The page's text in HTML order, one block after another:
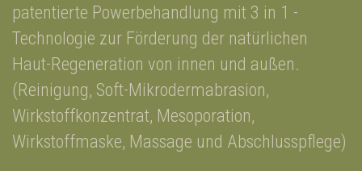
patentierte Powerbehandlung mit 3 in 1 -
Technologie zur Förderung der natürlichen
Haut-Regeneration von innen und außen.
(Reinigung, Soft-Mikrodermabrasion,
Wirkstoffkonzentrat, Mesoporation,
Wirkstoffmaske, Massage und Abschlusspflege)